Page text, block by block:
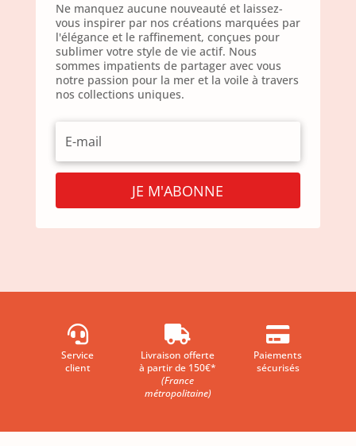
Ne manquez aucune nouveauté et laissez-
vous inspirer par nos créations marquées par
l'élégance et le raffinement, conçues pour
sublimer votre style de vie actif. Nous
sommes impatients de partager avec vous
notre passion pour la mer et la voile à travers
nos collections uniques.
JE M'ABONNE

Service
client

Livraison offerte
à partir de 150€*
(France
métropolitaine)

Paiements
sécurisés